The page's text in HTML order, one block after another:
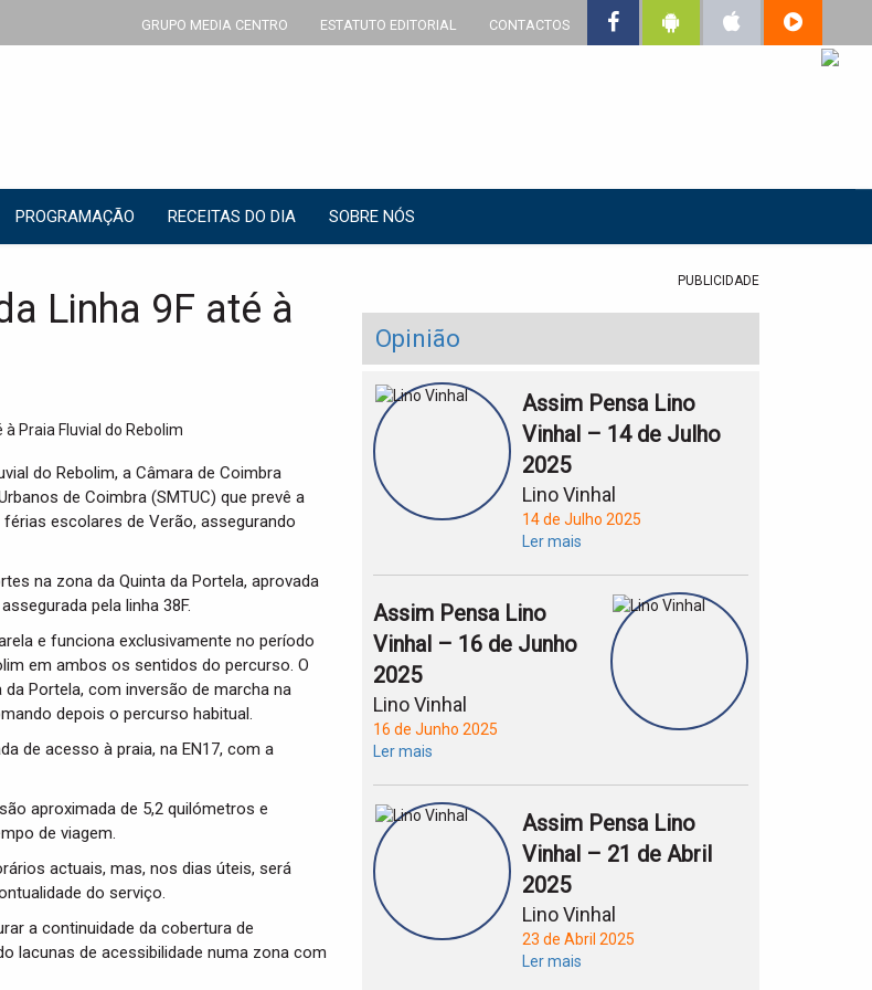
GRUPO MEDIA CENTRO ESTATUTO EDITORIAL CONTACTOS
PROGRAMAÇÃO RECEITAS DO DIA SOBRE NÓS
Linha 9F até à
do Rebolim, a Câmara de Coimbra
de Coimbra (SMTUC) que prevê a
escolares de Verão, assegurando
na zona da Quinta da Portela, aprovada
pela linha 38F.
e funciona exclusivamente no período
em ambos os sentidos do percurso. O
Portela, com inversão de marcha na
depois o percurso habitual.
de acesso à praia, na EN17, com a
aproximada de 5,2 quilómetros e
de viagem.
actuais, mas, nos dias úteis, será
do serviço.
a continuidade da cobertura de
lacunas de acessibilidade numa zona com
PUBLICIDADE
Opinião
Assim Pensa Lino
Vinhal – 14 de Julho
2025
Lino Vinhal
14 de Julho 2025
Ler mais
Assim Pensa Lino
Vinhal – 16 de Junho
2025
Lino Vinhal
16 de Junho 2025
Ler mais
Assim Pensa Lino
Vinhal – 21 de Abril
2025
Lino Vinhal
23 de Abril 2025
Ler mais